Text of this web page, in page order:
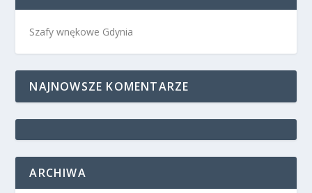
Szafy wnękowe Gdynia
NAJNOWSZE KOMENTARZE
ARCHIWA